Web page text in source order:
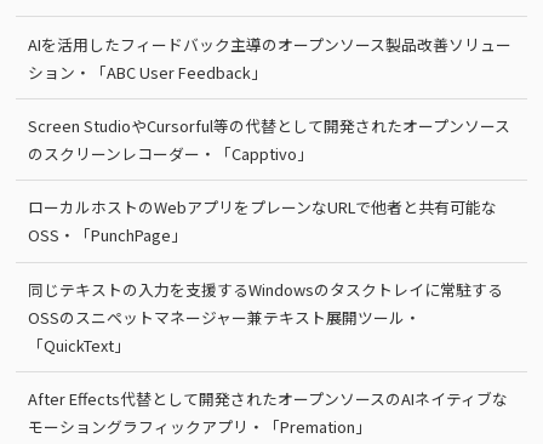
AIを活用したフィードバック主導のオープンソース製品改善ソリュー
ション・「ABC User Feedback」
Screen StudioやCursorful等の代替として開発されたオープンソース
のスクリーンレコーダー・「Capptivo」
ローカルホストのWebアプリをプレーンなURLで他者と共有可能な
OSS・「PunchPage」
同じテキストの入力を支援するWindowsのタスクトレイに常駐する
OSSのスニペットマネージャー兼テキスト展開ツール・
「QuickText」
After Effects代替として開発されたオープンソースのAIネイティブな
モーショングラフィックアプリ・「Premation」